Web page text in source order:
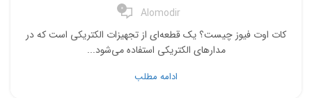
Alomodir
0
کات اوت فیوز چیست؟ یک قطعه‌ای از تجهیزات الکتریکی است که در
مدارهای الکتریکی استفاده می‌شود...
ادامه مطلب